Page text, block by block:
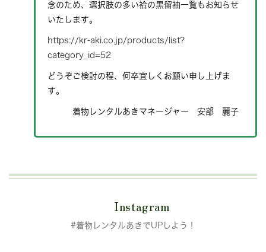
念のため、選択肢の多い袷の黒留袖一覧もお知らせ
いたします。
https://kr-aki.co.jp/products/list?
category_id=52
どうぞご検討の程、何卒宜しくお願い申し上げま
す。
着物レンタルあきマネージャー 安部 麗子
Instagram
#着物レンタルあきでUPしよう！